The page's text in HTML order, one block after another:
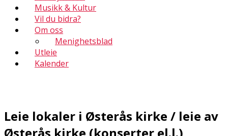
Musikk & Kultur
Vil du bidra?
Om oss
Menighetsblad
Utleie
Kalender
Leie lokaler i Østerås kirke / leie av